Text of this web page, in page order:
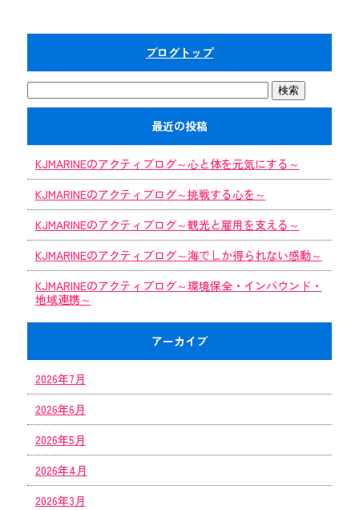
ブログトップ
最近の投稿
KJMARINEのアクティブログ～心と体を元気にする～
KJMARINEのアクティブログ～挑戦する心を～
KJMARINEのアクティブログ～観光と雇用を支える～
KJMARINEのアクティブログ～海でしか得られない感動～
KJMARINEのアクティブログ～環境保全・インバウンド・
地域連携～
アーカイブ
2026年7月
2026年6月
2026年5月
2026年4月
2026年3月